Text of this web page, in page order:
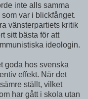
inte alls samma
var i blickfånget.
vänsterpartiets kritik
sitt bästa för att
ideologin.
goda hos svenska
effekt. När det
ställt, vilket
har gått i skola utan